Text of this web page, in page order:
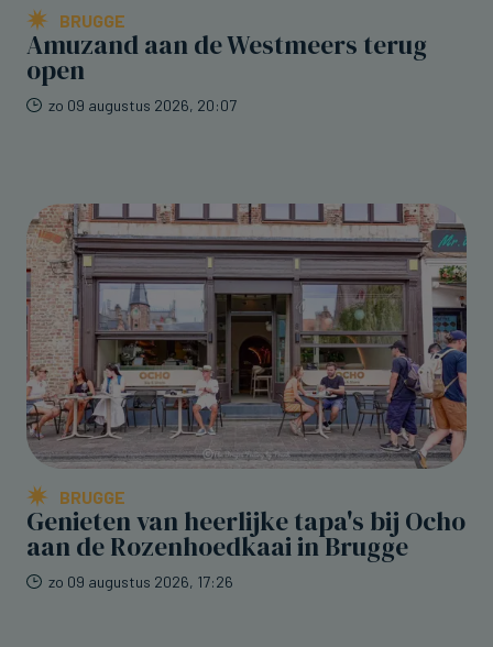
BRUGGE
Amuzand aan de Westmeers terug
open
zo 09 augustus 2026, 20:07
BRUGGE
Genieten van heerlijke tapa's bij Ocho
aan de Rozenhoedkaai in Brugge
zo 09 augustus 2026, 17:26